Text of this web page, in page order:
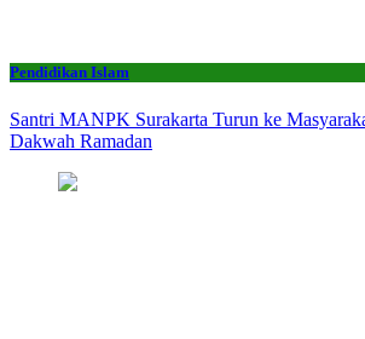
Pendidikan Islam
Santri MANPK Surakarta Turun ke
Dakwah Ramadan